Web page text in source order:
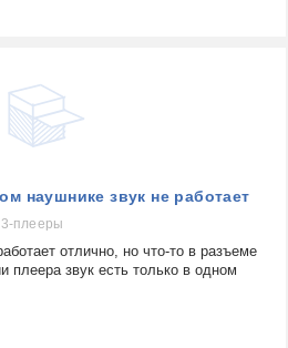
наушнике звук не работает
плееры
отлично, но что-то в разъеме
плеера звук есть только в одном